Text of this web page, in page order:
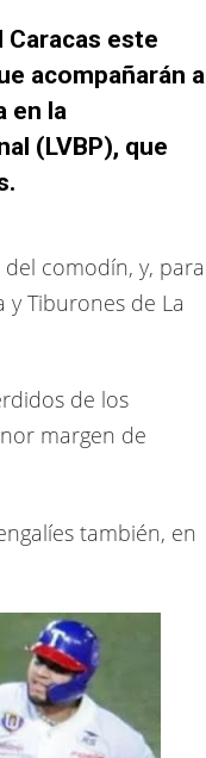
este
acompañarán a
en la
(LVBP), que
comodín, y, para
Tiburones de La
de los
margen de
también, en